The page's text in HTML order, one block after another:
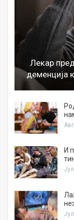
Лекар
деменција
И